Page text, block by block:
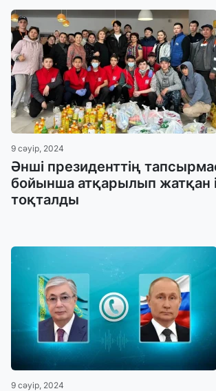
9 сәуір, 2024
Әнші президенттің
бойынша атқарылып жатқан
тоқталды
9 сәуір, 2024